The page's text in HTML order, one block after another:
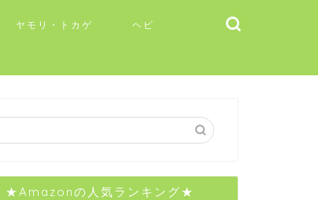
ヤモリ・トカゲ ヘビ
★Amazonの人気ランキング★